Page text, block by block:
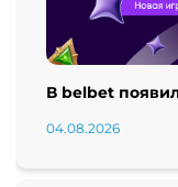
В belbet
04.08.2026